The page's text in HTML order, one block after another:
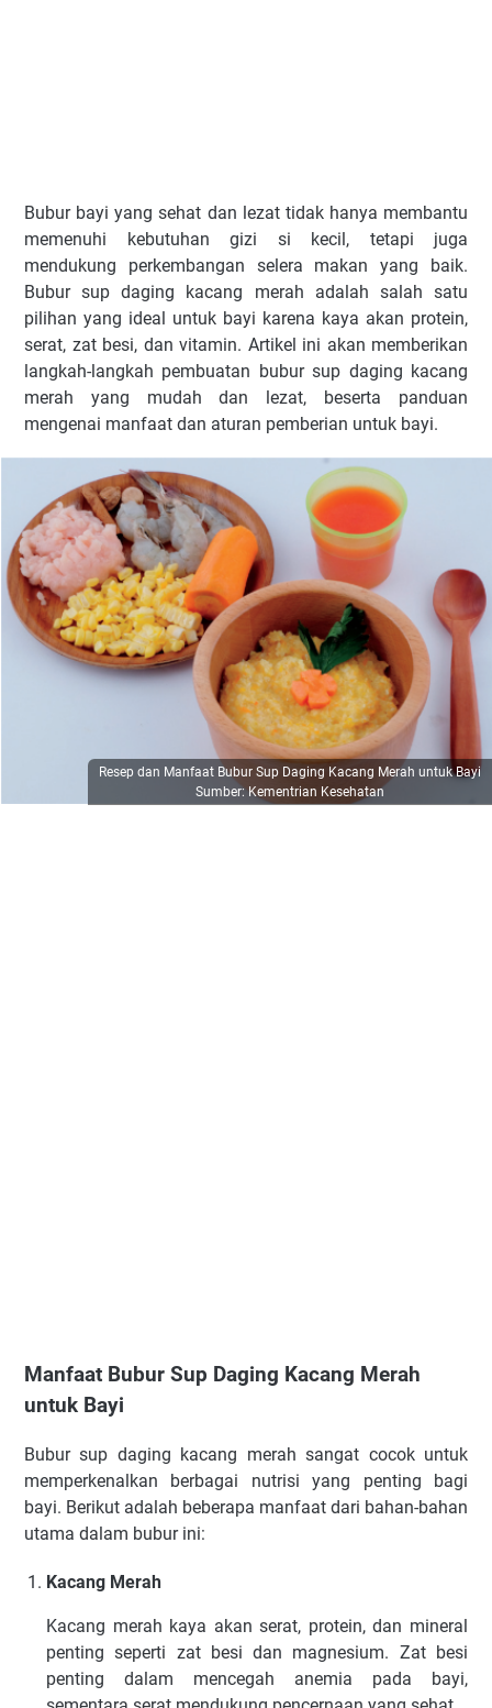
Bubur bayi yang sehat dan lezat tidak hanya membantu
memenuhi kebutuhan gizi si kecil, tetapi juga
mendukung perkembangan selera makan yang baik.
Bubur sup daging kacang merah adalah salah satu
pilihan yang ideal untuk bayi karena kaya akan protein,
serat, zat besi, dan vitamin. Artikel ini akan memberikan
langkah-langkah pembuatan bubur sup daging kacang
merah yang mudah dan lezat, beserta panduan
mengenai manfaat dan aturan pemberian untuk bayi.
Resep dan Manfaat Bubur Sup Daging Kacang Merah untuk Bayi
Sumber: Kementrian Kesehatan
Manfaat Bubur Sup Daging Kacang Merah
untuk Bayi
Bubur sup daging kacang merah sangat cocok untuk
memperkenalkan berbagai nutrisi yang penting bagi
bayi. Berikut adalah beberapa manfaat dari bahan-bahan
utama dalam bubur ini:
Kacang Merah
Kacang merah kaya akan serat, protein, dan mineral
penting seperti zat besi dan magnesium. Zat besi
penting dalam mencegah anemia pada bayi,